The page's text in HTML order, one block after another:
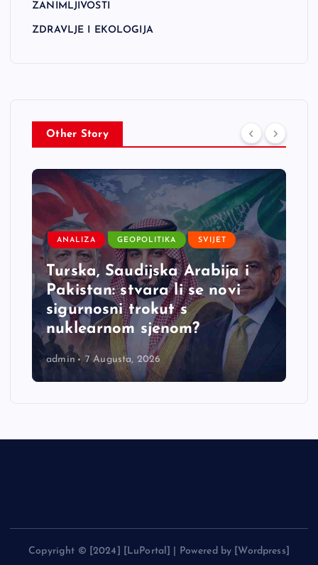
ZANIMLJIVOSTI
ZDRAVLJE I EKOLOGIJA
Other Story
ANALIZA GEOPOLITIKA SVIJET
Turska, Saudijska Arabija i
Pakistan: stvara li se novi
sigurnosni trokut s
nuklearnom sjenom?
admin 7 Augusta, 2026
Copyright © [2024] [LuPortal] | Powered by [Wordpress]